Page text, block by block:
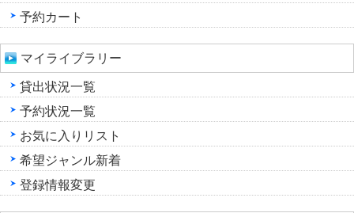
予約カート
マイライブラリー
貸出状況一覧
予約状況一覧
お気に入りリスト
希望ジャンル新着
登録情報変更